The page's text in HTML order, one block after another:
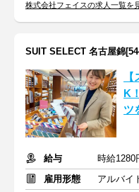
株式会社フェイスの求人一覧を
SUIT SELECT 名古屋錦
K
ツ
給与
時給1280
雇用形態
アルバイ